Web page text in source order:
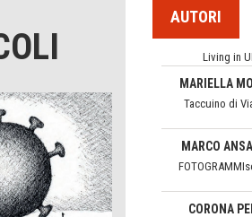
AUTORI
MARIELLA
Taccuino di
MARCO
CORONA
SENTIRE
FERDINANDO
Come difendere
dal sole
Hotels, B&B e
Ristoranti... 10
Bolzano:
Boutique Hotel
Teodorico,